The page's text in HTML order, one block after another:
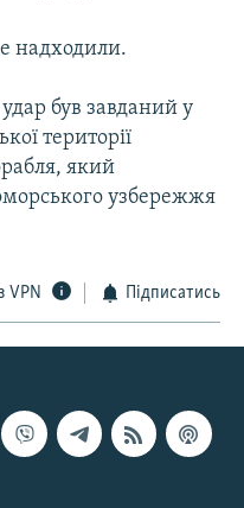
надходили.
був завданий у
території
який
узбережжя
VPN Підписатись